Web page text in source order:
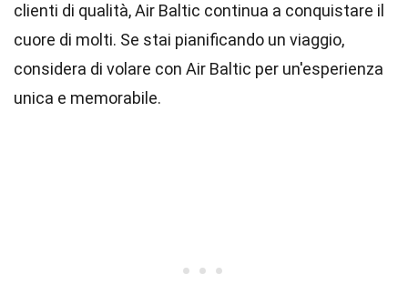
clienti di qualità, Air Baltic continua a conquistare il
cuore di molti. Se stai pianificando un viaggio,
considera di volare con Air Baltic per un'esperienza
unica e memorabile.